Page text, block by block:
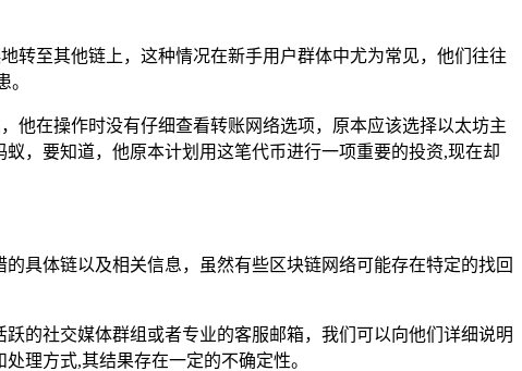
转至其他链上，这种情况在新手用户群体中尤为常见，他们往往
他在操作时没有仔细查看转账网络选项，原本应该选择以太坊主
，要知道，他原本计划用这笔代币进行一项重要的投资,现在却
具体链以及相关信息，虽然有些区块链网络可能存在特定的找回
的社交媒体群组或者专业的客服邮箱，我们可以向他们详细说明
理方式,其结果存在一定的不确定性。